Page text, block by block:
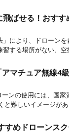
飛ばせる！おす
により、ドローン
する場所がない、
マチュア無線4
ンの使用には、国
と難しいイメージが
すめドローンス